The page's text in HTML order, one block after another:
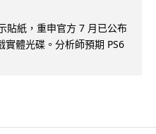
貼紙，重申官方 7 月已公布
體光碟。分析師預期 PS6